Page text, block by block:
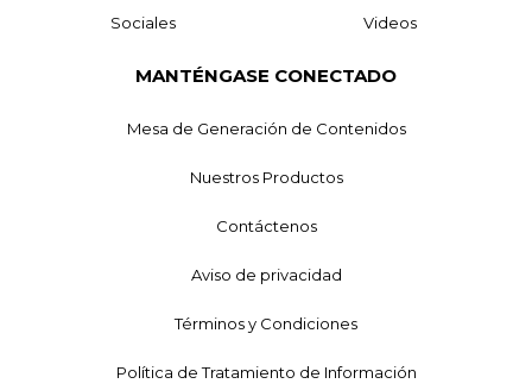
Sociales Videos
MANTÉNGASE CONECTADO
Mesa de Generación de Contenidos
Nuestros Productos
Contáctenos
Aviso de privacidad
Términos y Condiciones
Política de Tratamiento de Información